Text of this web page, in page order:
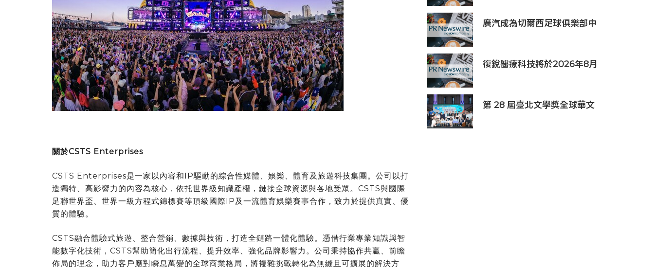
關於CSTS Enterprises
CSTS Enterprises是一家以內容和IP驅動的綜合性媒體、娛樂、體育及旅遊科技集團。公司以打
造獨特、高影響力的內容為核心，依托世界級知識產權，鏈接全球資源與各地受眾。CSTS與國際
足聯世界盃、世界一級方程式錦標賽等頂級國際IP及一流體育娛樂賽事合作，致力於提供真實、優
質的體驗。
CSTS融合體驗式旅遊、整合營銷、數據與技術，打造全鏈路一體化體驗。憑借行業專業知識與智
能數字化技術，CSTS幫助簡化出行流程、提升效率、強化品牌影響力。公司秉持協作共贏、前瞻
佈局的理念，助力客戶應對瞬息萬變的全球商業格局，將複雜挑戰轉化為無縫且可擴展的解決方
趣科學大探索》第二季及「長
隆小科學家大獎」
廣汽成為切爾西足球俱樂部中
復銳醫療科技將於2026年8月
第 28 屆臺北文學獎全球華文